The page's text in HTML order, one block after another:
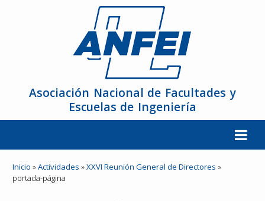
Asociación Nacional de Facultades y
Escuelas de Ingeniería
La ANFEI
Inicio »Actividades »XXVI Reunión General de Directores »
portada-página